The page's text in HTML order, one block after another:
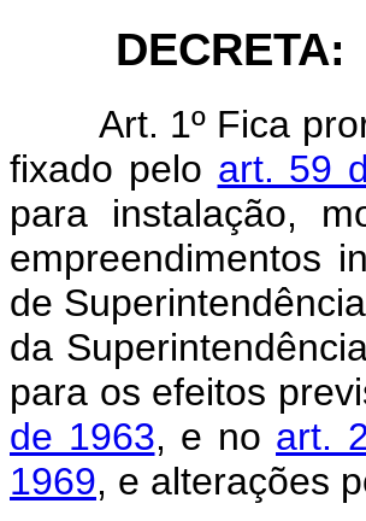
DECRETA:
Art. 1º Fica
fixado pelo art. 59
para instalação,
empreendimentos
de
da
para os efeitos
de 1963, e no art.
1969, e alterações